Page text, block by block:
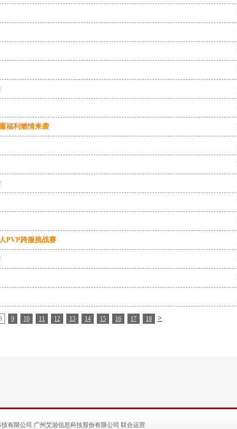
福利燃情来袭
PVP跨服挑战赛
9 10 11 12 13 14 15 16 17 18 >
有限公司 广州艾游信息科技股份有限公司 联合运营